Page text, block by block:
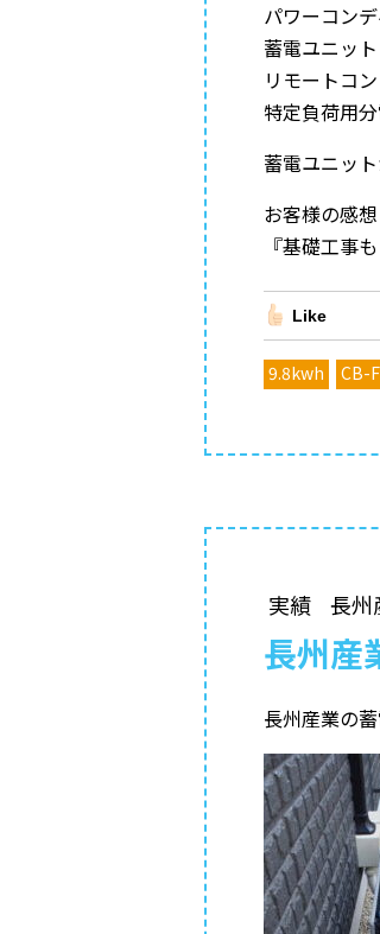
パワーコン
蓄電ユニ
リモートコ
特定負荷用
蓄電ユニッ
お客様の感想
『基礎工事
Like
9.8kwh CB-
実績 長州
長州
長州産業の